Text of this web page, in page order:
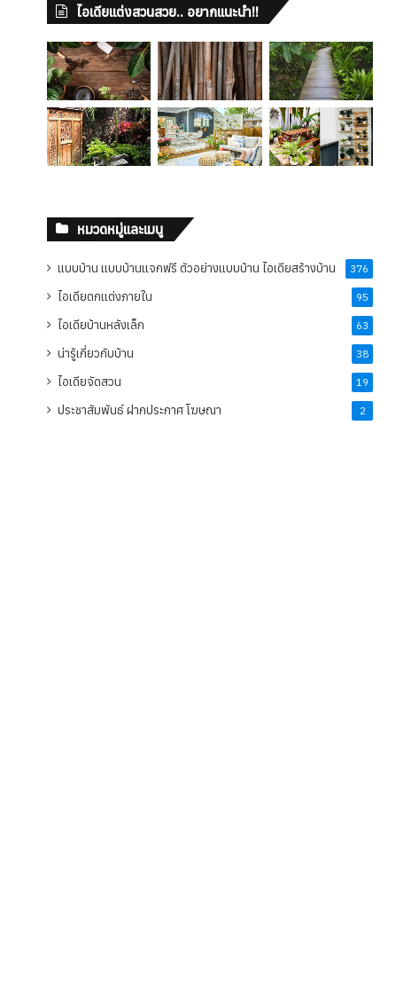
ไอเดียแต่งสวนสวย.. อยากแนะนำ!!
หมวดหมู่และเมนู
แบบบ้าน แบบบ้านแจกฟรี ตัวอย่างแบบบ้าน ไอเดียสร้างบ้าน 376
ไอเดียตกแต่งภายใน 95
ไอเดียบ้านหลังเล็ก 63
น่ารู้เกี่ยวกับบ้าน 38
ไอเดียจัดสวน 19
ประชาสัมพันธ์ ฝากประกาศ โฆษณา 2